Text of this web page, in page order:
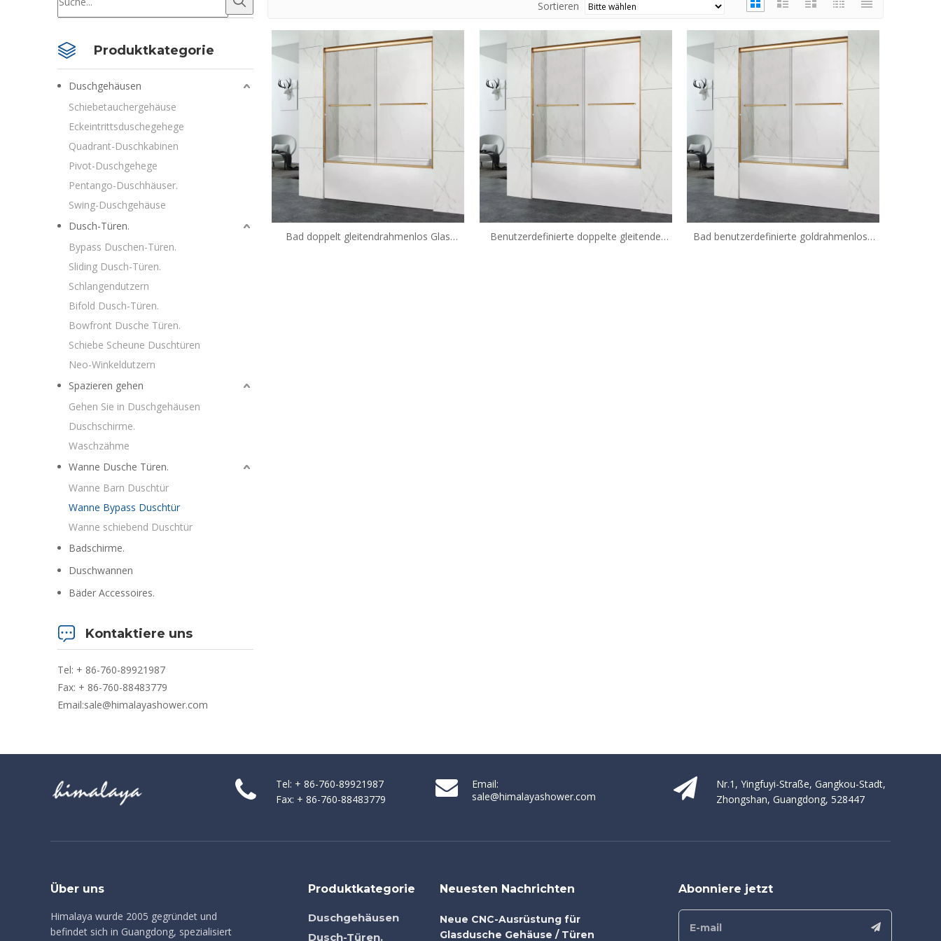
Produktkategorie
Duschgehäusen
Schiebetauchergehäuse
Eckeintrittsduschegehege
Quadrant-Duschkabinen
Pivot-Duschgehege
Pentango-Duschhäuser.
Swing-Duschgehäuse
Dusch-Türen.
Bypass Duschen-Türen.
Sliding Dusch-Türen.
Schlangendutzern
Bifold Dusch-Türen.
Bowfront Dusche Türen.
Schiebe Scheune Duschtüren
Neo-Winkeldutzern
Spazieren gehen
Gehen Sie in Duschgehäusen
Duschschirme.
Waschzähme
Wanne Dusche Türen.
Wanne Barn Duschtür
Wanne Bypass Duschtür
Wanne schiebend Duschtür
Badschirme.
Duschwannen
Bäder Accessoires.
Kontaktiere uns
Tel: + 86-760-89921987
Fax: + 86-760-88483779
Email:sale@himalayashower.com
Sortieren
Bad doppelt gleitendrahmenlos Glas
Benutzerdefinierte doppelte gleitende
Bad benutzerdefinierte goldrahmenlose
Tel: + 86-760-89921987
Fax: + 86-760-88483779
Email:
sale@himalayashower.com
Nr.1, Yingfuyi-Straße, Gangkou-Stadt,
Zhongshan, Guangdong, 528447
Über uns
Himalaya wurde 2005 gegründet und
befindet sich in Guangdong, spezialisiert
Produktkategorie
Duschgehäusen
Dusch-Türen.
Neuesten Nachrichten
Neue CNC-Ausrüstung für
Glasdusche Gehäuse / Türen
Abonniere jetzt